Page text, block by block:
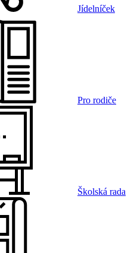
Jídelníček
Pro rodiče
Školská rada